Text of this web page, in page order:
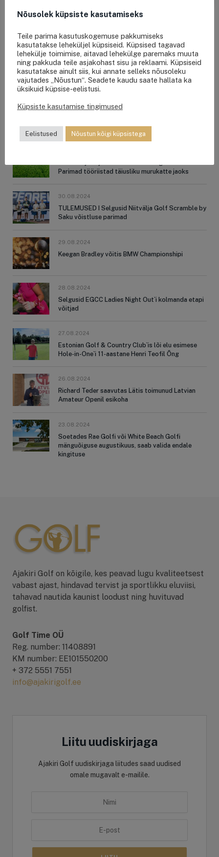
OTSING
Parimad tööriistad täiusliku murukatte jaoks
30.08.2024
TULEMUSED I Selgusid Niitvälja Golf Scramble by
Saku võistluse parimad
29.08.2024
Keegan Bradley võitis BMW Championshipi
28.08.2024
Selgusid EGCC Ladies Night Out`i kolmanda etapi
võitjad
27.08.2024
Estonian Golf & Country Club`is lõi elu esimese
Hole-in-One`i 11-aastane Henri Teofil Õng
26.08.2024
Richard Teder saavutas Lätis toimunud Latvian
Amateur Openil esikoha
23.08.2024
Soetades Rae Golfi või White Beach Golfi
mänguõiguse augustikuus, saab valida endale
kingituse
Ajakiri Golf on kõigile, kes peavad lugu kvaliteetsest
vabast ajast, hindavad tervist ja sportlikku eluviisi,
tahavad nautida kaunist loodust ning huvituvad
golfist.
Golf Time OÜ
Reg. number: 11408891
KM number: EE101550200
+ 372 5551 7551
info@ajakirigolf.ee
Liitu uudiskirjaga
Ajakiri Golf uudiskirjaga liitudes saad uudised
omale mugavalt e-mailile.
Nõusolek küpsiste kasutamiseks
Teile parima kasutuskogemuse pakkumiseks
kasutatakse leheküljel küpsiseid. Küpsised tagavad
lehekülje toimimise, aitavad lehekülge paremaks muuta
ning pakkuda teile asjakohast sisu ja reklaami. Küpsiseid
kasutatakse ainult siis, kui annate selleks nõusoleku
vajutades „Nõustun“. Seadete kaudu saate hallata ka
üksikuid küpsise-eelistusi.
Küpsiste kasutamise tingimused
Eelistused Nõustun kõigi küpsistega